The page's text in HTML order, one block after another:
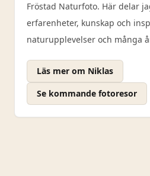
Fröstad Naturfoto. Här delar
erfarenheter, kunskap och
naturupplevelser och många
Läs mer om Niklas
Se kommande fotoresor